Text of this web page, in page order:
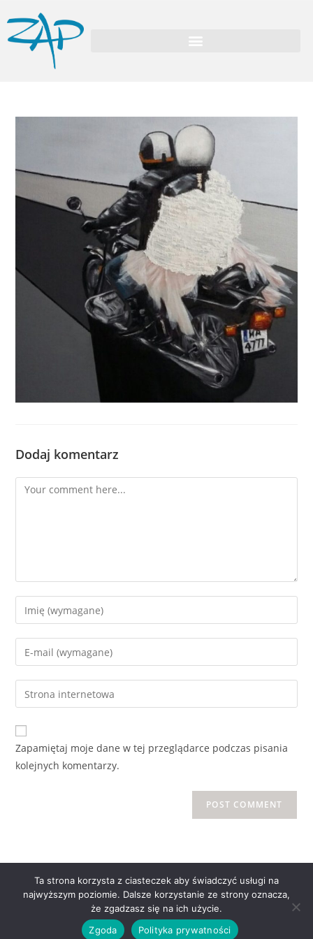
Dodaj komentarz
Zapamiętaj moje dane w tej przeglądarce podczas pisania
kolejnych komentarzy.
Copyright © 2021 zap.org.pl |Privacy Policy| Stworzone w
ramachatwi.pl
Ta strona korzysta z ciasteczek aby świadczyć usługi na
najwyższym poziomie. Dalsze korzystanie ze strony oznacza,
że zgadzasz się na ich użycie.
Zgoda
Polityka prywatności